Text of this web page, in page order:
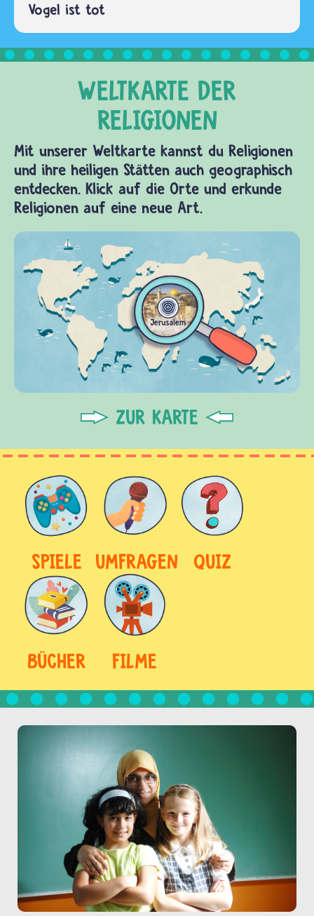
Vogel ist tot
Mit unserer Weltkarte kannst du Religionen
und ihre heiligen Stätten auch geographisch
entdecken. Klick auf die Orte und erkunde
Religionen auf eine neue Art.
ZUR KARTE
SPIELE UMFRAGEN QUIZ
BÜCHER FILME